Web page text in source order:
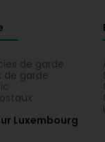
de garde
de garde
Luxembourg